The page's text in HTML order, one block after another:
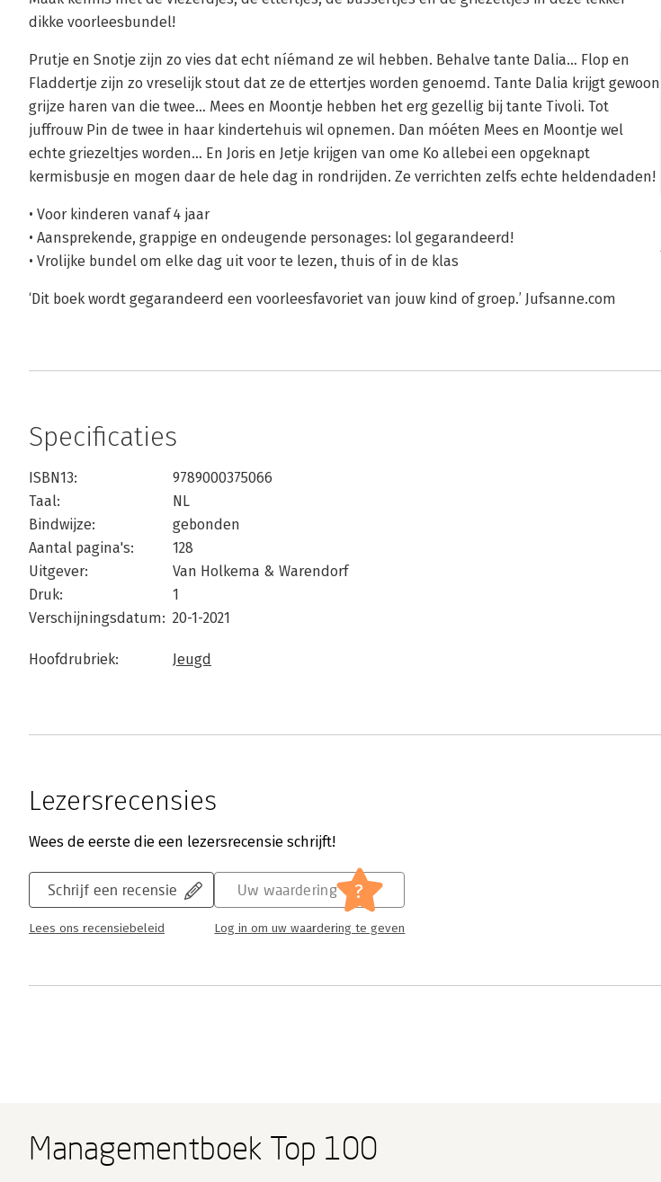
dikke voorleesbundel!
Prutje en Snotje zijn zo vies dat echt níémand ze wil hebben. Behalve tante Dalia… Flop en
Fladdertje zijn zo vreselijk stout dat ze de ettertjes worden genoemd. Tante Dalia krijgt gewoon
grijze haren van die twee… Mees en Moontje hebben het erg gezellig bij tante Tivoli. Tot
juffrouw Pin de twee in haar kindertehuis wil opnemen. Dan móéten Mees en Moontje wel
echte griezeltjes worden… En Joris en Jetje krijgen van ome Ko allebei een opgeknapt
kermisbusje en mogen daar de hele dag in rondrijden. Ze verrichten zelfs echte heldendaden!
• Voor kinderen vanaf 4 jaar
• Aansprekende, grappige en ondeugende personages: lol gegarandeerd!
• Vrolijke bundel om elke dag uit voor te lezen, thuis of in de klas
‘Dit boek wordt gegarandeerd een voorleesfavoriet van jouw kind of groep.’ Jufsanne.com
Specificaties
ISBN13:
9789000375066
Taal:
NL
Bindwijze:
gebonden
Aantal pagina's:
128
Uitgever:
Van Holkema & Warendorf
Druk:
1
Verschijningsdatum: 20-1-2021
Hoofdrubriek: Jeugd
Lezersrecensies
Wees de eerste die een lezersrecensie schrijft!
Schrijf een recensie
Lees ons recensiebeleid
Uw waardering ?
Log in om uw waardering te geven
Managementboek Top 100